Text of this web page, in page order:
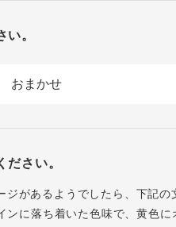
。
さい。
ジがあるようでしたら、下記の
に落ち着いた色味で、黄色に